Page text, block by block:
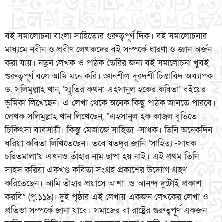
বই সমালোচনা বাংলা সাহিত্যের গুরুত্বপূর্ণ দিক। বই সমালোচনার
মাধ্যমে নবীন ও প্রবীণ লেখকদের বই সম্পর্কে ধারণা ও জ্ঞান অর্জন
করা যায়। নতুন লেখক ও পাঠক তৈরির জন্য বই সমালোচনা খুবই
গুরুত্বপূর্ণ বলে আমি মনে করি। জ্ঞানশীল দূরদর্শী চিন্তাবিদ অধ্যাপক
ড. সলিমুল্লাহ খান, ‘স্মৃতির কথন: এহসানুল হকের কবিতা’ বইয়ের
ভূমিকা লিখেছেন। এ লেখা থেকে অনেক কিছু পাঠক জানতে পারবে।
লেখক সলিমুল্লাহ খান লিখেছেন, “এহসানুল হক কাজল বৃত্তিতে
চিকিৎসা ব্যবসায়ী। কিন্তু মেজাজে সাহিত্য -সাধক। তিনি অনেকদিন
ধরিয়া কবিতা লিখিতেছেন। তবে যতদূর জানি ‘সাহিত্য -সাধক
চরিতমালা’য় এখনও তাঁহার নাম ছাপা হয় নাই। এই প্রথম তিনি
সাহস করিয়া একখণ্ড কবিতা সংগ্রহ প্রকাশের উদ্যোগ গ্রহণ
করিতেছেন। আমি তাঁহার প্রয়াসে আশা ও আনন্দ দুটোই প্রকাশ
করবি” (পৃ.১১৯)। দুই পৃষ্ঠার এই লেখায় একজন লেখকের লেখা ও
প্রতিভা সম্পর্কে জানা যাবে। সমাজের বা রাষ্ট্রের গুরুত্বপূর্ণ একজন